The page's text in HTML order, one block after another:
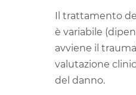
Il trattamento
è variabile
avviene il
valutazione
del danno.